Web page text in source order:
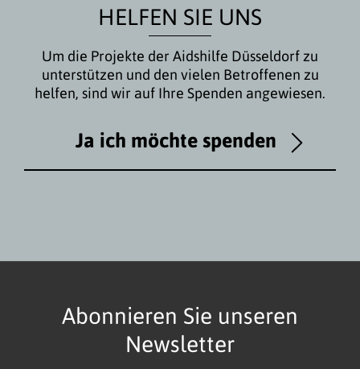
HELFEN SIE UNS
Um die Projekte der Aidshilfe Düsseldorf zu
unterstützen und den vielen Betroffenen zu
helfen, sind wir auf Ihre Spenden angewiesen.
Ja ich möchte spenden
Abonnieren Sie unseren
Newsletter